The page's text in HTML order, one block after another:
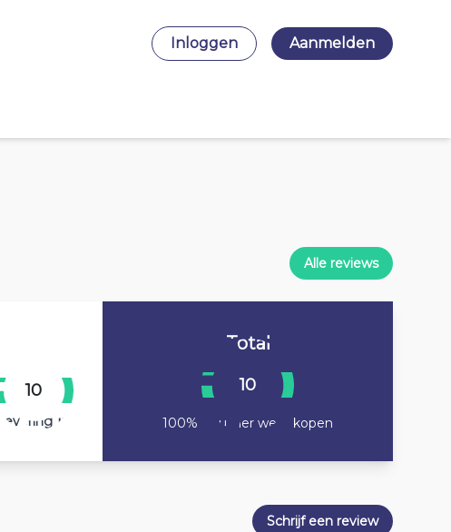
Inloggen Aanmelden
Alle reviews
10
Levering 10
Total
10
100% Zou hier weer kopen
Schrijf een review